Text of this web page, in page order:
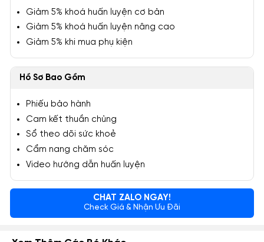
Giảm 5% khoá huấn luyện cơ bản
Giảm 5% khoá huấn luyện nâng cao
Giảm 5% khi mua phụ kiện
Hồ Sơ Bao Gồm
Phiếu bảo hành
Cam kết thuần chủng
Sổ theo dõi sức khoẻ
Cẩm nang chăm sóc
Video hướng dẫn huấn luyện
CHAT ZALO NGAY!
Check Giá & Nhận Ưu Đãi